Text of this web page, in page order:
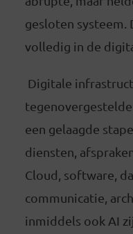
gesloten
volledig in de
Digitale
een gelaagde
diensten,
Cloud, software,
communicatie,
inmiddels ook AI